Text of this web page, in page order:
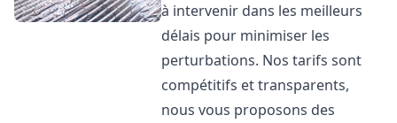
à intervenir dans les meilleurs
délais pour minimiser les
perturbations. Nos tarifs sont
compétitifs et transparents,
nous vous proposons des